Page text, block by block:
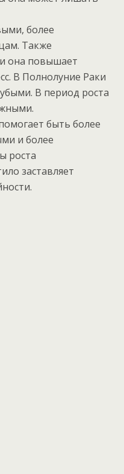
более
Также
она повышает
В Полнолуние Раки
В период роста
быть более
и более
роста
заставляет